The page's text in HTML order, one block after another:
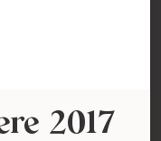
2017